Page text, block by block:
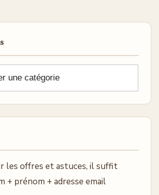
les offres et astuces, il suffit
+ prénom + adresse email